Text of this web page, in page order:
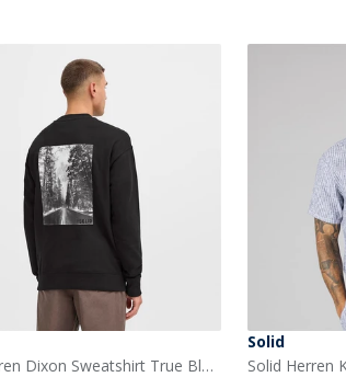
Solid Herren Dixon Sweatshirt True Black
Solid